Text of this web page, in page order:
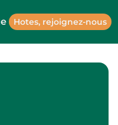
Hotes, rejoignez-nous